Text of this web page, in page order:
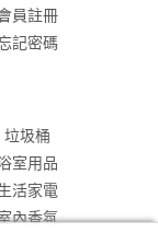
員註冊
記密碼
垃圾桶
室用品
活家電
內香氛